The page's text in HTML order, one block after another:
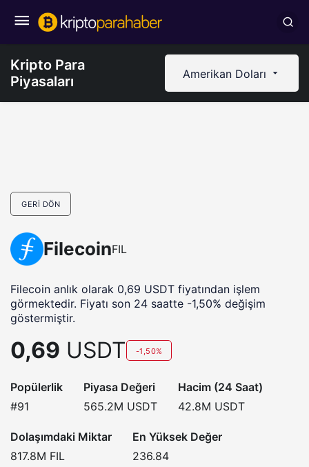
Kripto Para
Piyasaları
Amerikan Doları
GERI DÖN
FilecoinFIL
Filecoin anlık olarak 0,69 USDT fiyatından işlem
görmektedir. Fiyatı son 24 saatte -1,50% değişim
göstermiştir.
0,69 USDT -1,50%
Popülerlik
#91
Piyasa Değeri
565.2M USDT
Hacim (24 Saat)
42.8M USDT
Dolaşımdaki Miktar
817.8M FIL
En Yüksek Değer
236.84